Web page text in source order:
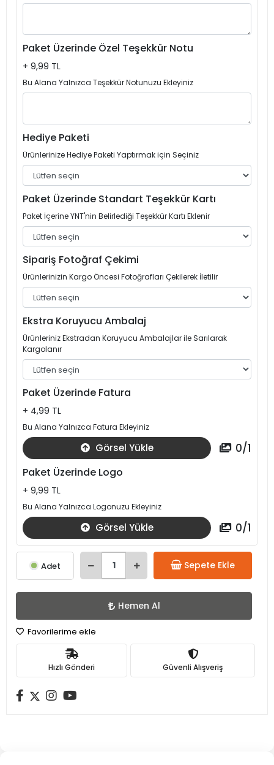
Paket Üzerinde Özel Teşekkür Notu
+ 9,99 TL
Bu Alana Yalnızca Teşekkür Notunuzu Ekleyiniz
Hediye Paketi
Ürünlerinize Hediye Paketi Yaptırmak için Seçiniz
Paket Üzerinde Standart Teşekkür Kartı
Paket İçerine YNT'nin Belirlediği Teşekkür Kartı Eklenir
Sipariş Fotoğraf Çekimi
Ürünlerinizin Kargo Öncesi Fotoğrafları Çekilerek İletilir
Ekstra Koruyucu Ambalaj
Ürünleriniz Ekstradan Koruyucu Ambalajlar ile Sarılarak
Kargolanır
Paket Üzerinde Fatura
+ 4,99 TL
Bu Alana Yalnızca Fatura Ekleyiniz
Görsel Yükle 0/1
Paket Üzerinde Logo
+ 9,99 TL
Bu Alana Yalnızca Logonuzu Ekleyiniz
Görsel Yükle 0/1
Adet Sepete Ekle
Hemen Al
Favorilerime ekle
Hızlı Gönderi Güvenli Alışveriş